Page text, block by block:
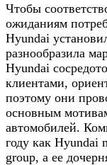
Чтобы
ожиданиям
Hyundai
разнообразила
Hyundai
клиентами,
поэтому они
основным
автомобилей.
году как
group, а ее